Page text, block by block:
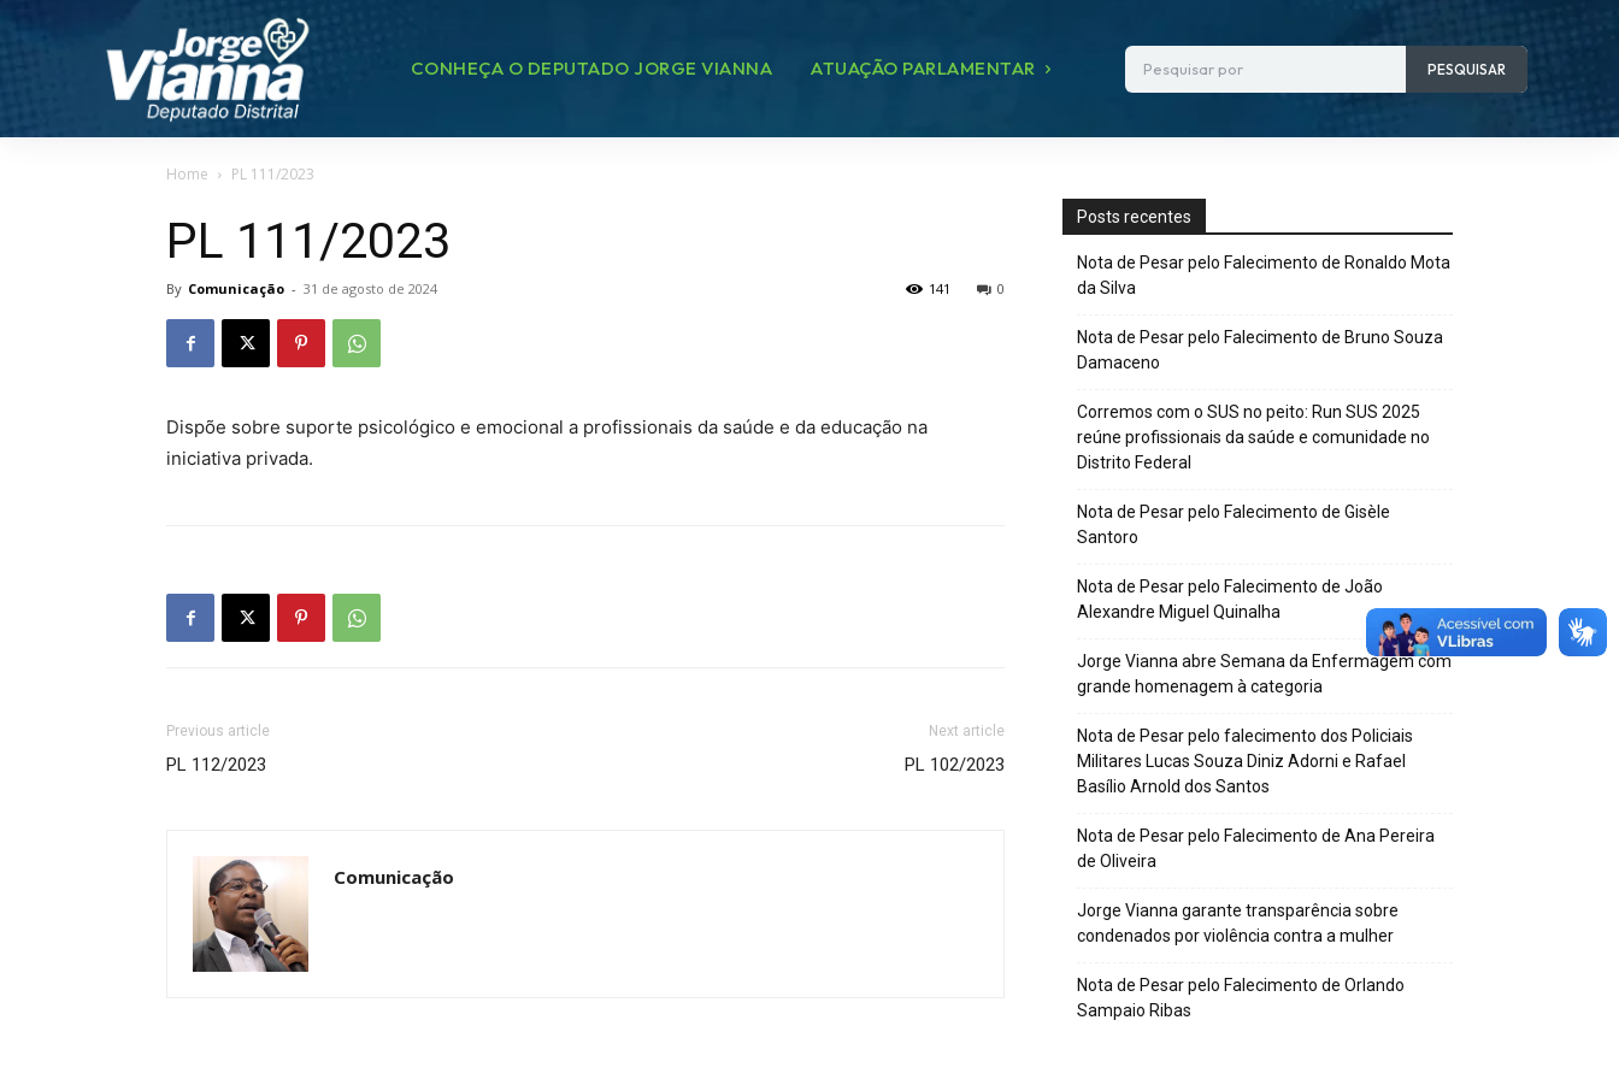
CONHEÇA O DEPUTADO JORGE VIANNA ATUAÇÃO PARLAMENTAR Pesquisar por PESQUISAR
Home PL 111/2023
PL 111/2023
By Comunicação - 31 de agosto de 2024 0
141
Dispõe sobre suporte psicológico e emocional a profissionais da saúde e da educação na
iniciativa privada.
Previous article
PL 112/2023
Next article
PL 102/2023
Comunicação
Posts recentes
Nota de Pesar pelo Falecimento de Ronaldo Mota
da Silva
Nota de Pesar pelo Falecimento de Bruno Souza
Damaceno
Corremos com o SUS no peito: Run SUS 2025
reúne profissionais da saúde e comunidade no
Distrito Federal
Nota de Pesar pelo Falecimento de Gisèle
Santoro
Nota de Pesar pelo Falecimento de João
Alexandre Miguel Quinalha
Jorge Vianna abre Semana da Enfermagem com
grande homenagem à categoria
Nota de Pesar pelo falecimento dos Policiais
Militares Lucas Souza Diniz Adorni e Rafael
Basílio Arnold dos Santos
Nota de Pesar pelo Falecimento de Ana Pereira
de Oliveira
Jorge Vianna garante transparência sobre
condenados por violência contra a mulher
Nota de Pesar pelo Falecimento de Orlando
Sampaio Ribas